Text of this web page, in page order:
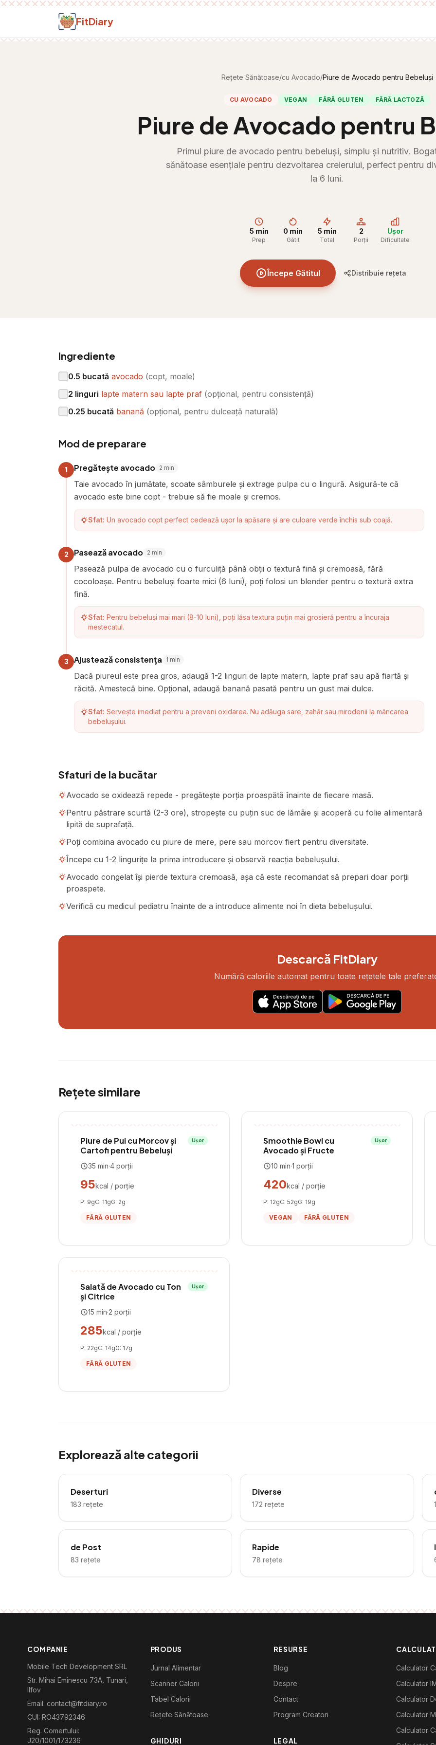
Salt la conținut
FitDiary
Rețete Sănătoase/cu Avocado/Piure de Avocado pentru Bebeluși
CU AVOCADO VEGAN FĂRĂ GLUTEN FĂRĂ LACTOZĂ
Piure de Avocado pentru
Primul piure de avocado pentru bebeluși, simplu și nutritiv.
sănătoase esențiale pentru dezvoltarea creierului, perfect pentru
la 6 luni.
5 min
Prep
0 min
Gătit
5 min
Total
2
Porții
Ușor
Dificultate
Începe Gătitul Distribuie rețeta
Ingrediente
0.5 bucată avocado (copt, moale)
2 linguri lapte matern sau lapte praf (opțional, pentru consistență)
0.25 bucată banană (opțional, pentru dulceață naturală)
Mod de preparare
1 Pregătește avocado 2 min
Taie avocado în jumătate, scoate sâmburele și extrage pulpa cu o lingură. Asigură-te că
avocado este bine copt - trebuie să fie moale și cremos.
Sfat: Un avocado copt perfect cedează ușor la apăsare și are culoare verde închis sub coajă.
2 Pasează avocado 2 min
Pasează pulpa de avocado cu o furculiță până obții o textură fină și cremoasă, fără
cocoloașe. Pentru bebeluși foarte mici (6 luni), poți folosi un blender pentru o textură extra
fină.
Sfat: Pentru bebeluși mai mari (8-10 luni), poți lăsa textura puțin mai grosieră pentru a încuraja
mestecatul.
3 Ajustează consistența 1 min
Dacă piureul este prea gros, adaugă 1-2 linguri de lapte matern, lapte praf sau apă fiartă și
răcită. Amestecă bine. Opțional, adaugă banană pasată pentru un gust mai dulce.
Sfat: Servește imediat pentru a preveni oxidarea. Nu adăuga sare, zahăr sau mirodenii la mâncarea
bebelușului.
Sfaturi de la bucătar
Avocado se oxidează repede - pregătește porția proaspătă înainte de fiecare masă.
Pentru păstrare scurtă (2-3 ore), stropește cu puțin suc de lămâie și acoperă cu folie alimentară
lipită de suprafață.
Poți combina avocado cu piure de mere, pere sau morcov fiert pentru diversitate.
Începe cu 1-2 lingurițe la prima introducere și observă reacția bebelușului.
Avocado congelat își pierde textura cremoasă, așa că este recomandat să prepari doar porții
proaspete.
Verifică cu medicul pediatru înainte de a introduce alimente noi în dieta bebelușului.
Descarcă FitDiary
Numără caloriile automat pentru toate rețetele tale
Rețete similare
Piure de Pui cu Morcov și
Cartofi pentru Bebeluși
Ușor
35 min·4 porții
95kcal / porție
P: 9gC: 11gG: 2g
FĂRĂ GLUTEN
Smoothie Bowl cu
Avocado și Fructe
Ușor
10 min·1 porții
420kcal / porție
P: 12gC: 52gG: 19g
VEGAN FĂRĂ GLUTEN
Salată de Avocado cu Ton
și Citrice
Ușor
15 min·2 porții
285kcal / porție
P: 22gC: 14gG: 17g
FĂRĂ GLUTEN
Explorează alte categorii
Deserturi
183 rețete
Diverse
172 rețete
de Post
83 rețete
Rapide
78 rețete
COMPANIE
Mobile Tech Development SRL
Str. Mihai Eminescu 73A, Tunari,
Ilfov
Email: contact@fitdiary.ro
CUI: RO43792346
Reg. Comertului:
J20/1001/173236
PRODUS
Jurnal Alimentar
Scanner Calorii
Tabel Calorii
Rețete Sănătoase
GHIDURI
RESURSE
Blog
Despre
Contact
Program Creatori
LEGAL
Calculator
Calculator
Calculator
Calculator
Calculator